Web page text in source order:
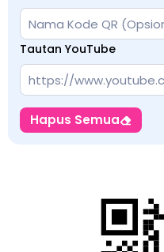
Tautan YouTube
Hapus Semua